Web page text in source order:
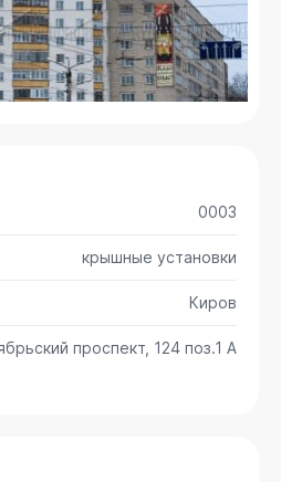
0003
крышные установки
Киров
проспект, 124 поз.1 А